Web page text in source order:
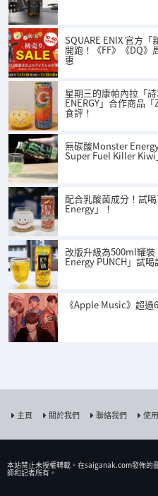
SQUARE ENIX 官方「
開跑！《FF》《DQ》
惠
星期三的康帕內拉「
ENERGY」合作商品「
食評！
無碳酸Monster
Super Fuel Killer Kiwi
配合乳酸菌成分！試
Energy」！
改版升級為500ml罐
Energy PUNCH」試喝
《Apple Music》超
主頁 關於我們 聯絡我們 使
本站禁止未授權𨍭載。在saiganak.com發佈
師和記者所有。